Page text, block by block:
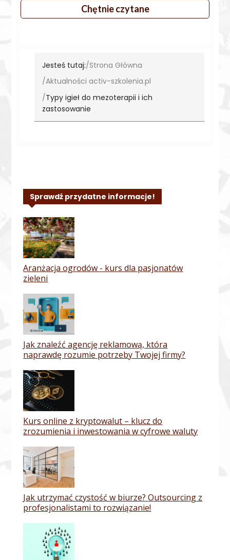
Chętnie czytane
Jesteś tutaj: Strona Główna
Aktualności activ-szkolenia.pl
Typy igieł do mezoterapii i ich
zastosowanie
Sprawdź przydatne informacje!
Aranżacja ogrodów - kurs dla pasjonatów
zieleni
Jak znaleźć agencję reklamową, która
naprawdę rozumie potrzeby Twojej firmy?
Kurs online z kryptowalut – klucz do
zrozumienia i inwestowania w cyfrowe waluty
Jak utrzymać czystość w biurze? Outsourcing z
profesjonalistami to rozwiązanie!